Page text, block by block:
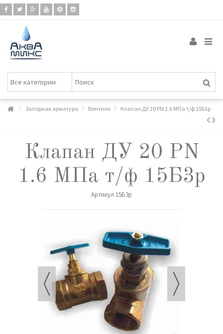
Запорная арматура Вентили Клапан ДУ 20 PN 1.6 МПа т/ф 15Б3р
Клапан ДУ 20 PN
1.6 МПа т/ф 15Б3р
Артикул 15Б3р